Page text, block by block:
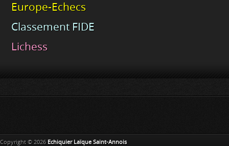
Europe-Echecs
Classement FIDE
Lichess
Copyright © 2026 Echiquier Laïque Saint-Annois